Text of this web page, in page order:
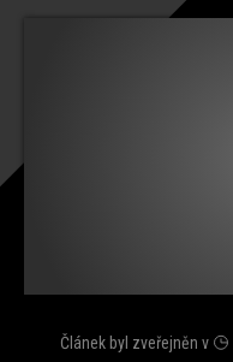
Článek byl zveřejněn v